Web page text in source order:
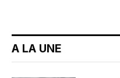
A LA UNE